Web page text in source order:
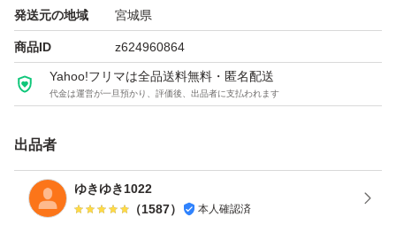
#セラミド
#保湿
発送元の地域 宮城県
商品ID z624960864
Yahoo!フリマは全品送料無料・匿名配送
代金は運営が一旦預かり、評価後、出品者に支払われます
出品者
ゆきゆき1022
（1587） 本人確認済